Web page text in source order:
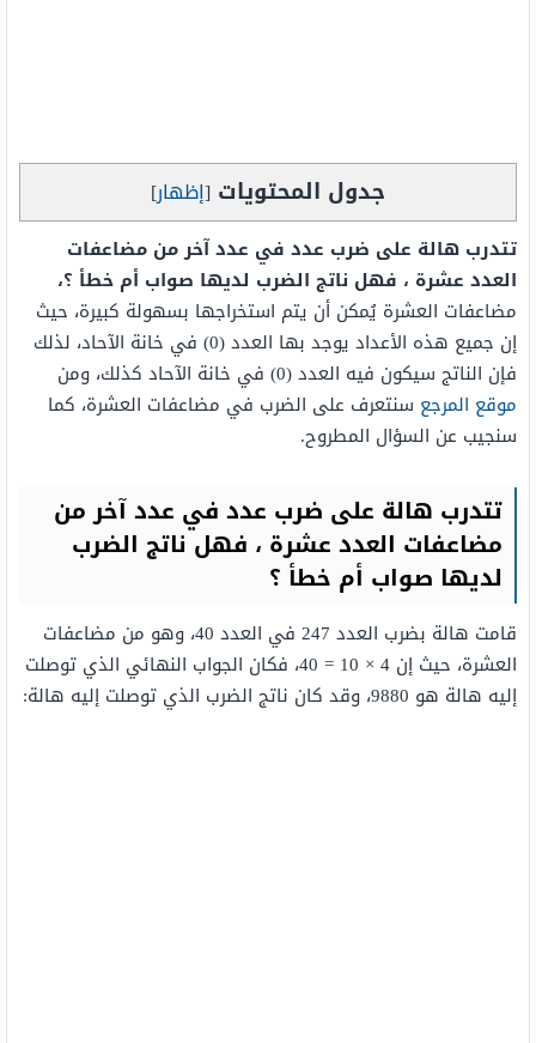
جدول المحتويات [إظهار]
تتدرب هالة على ضرب عدد في عدد آخر من مضاعفات
العدد عشرة ، فهل ناتج الضرب لديها صواب أم خطأ ؟،
مضاعفات العشرة يُمكن أن يتم استخراجها بسهولة كبيرة، حيث
إن جميع هذه الأعداد يوجد بها العدد (0) في خانة الآحاد، لذلك
فإن الناتج سيكون فيه العدد (0) في خانة الآحاد كذلك، ومن
موقع المرجع سنتعرف على الضرب في مضاعفات العشرة، كما
سنجيب عن السؤال المطروح.
تتدرب هالة على ضرب عدد في عدد آخر من
مضاعفات العدد عشرة ، فهل ناتج الضرب
لديها صواب أم خطأ ؟
قامت هالة بضرب العدد 247 في العدد 40، وهو من مضاعفات
العشرة، حيث إن 4 × 10 = 40، فكان الجواب النهائي الذي توصلت
إليه هالة هو 9880، وقد كان ناتج الضرب الذي توصلت إليه هالة: